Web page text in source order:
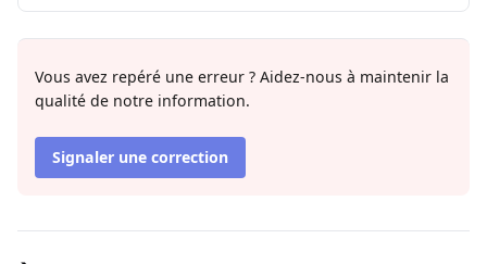
Vous avez repéré une erreur ? Aidez-nous à maintenir la
qualité de notre information.
Signaler une correction